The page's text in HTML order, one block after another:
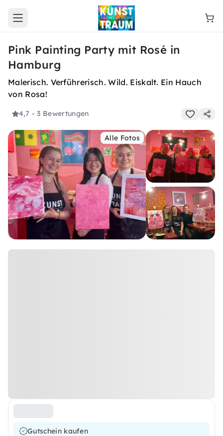
Open main menu
Pink Painting Party mit Rosé in
Hamburg
Malerisch. Verführerisch. Wild. Eiskalt. Ein Hauch
von Rosa!
4,7 - 3 Bewertungen
Alle Fotos
Gutschein kaufen